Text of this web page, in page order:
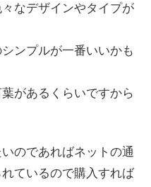
なデザインやタイプが
ンプルが一番いいかも
があるくらいですから
のであればネットの通
ているので購入すれば